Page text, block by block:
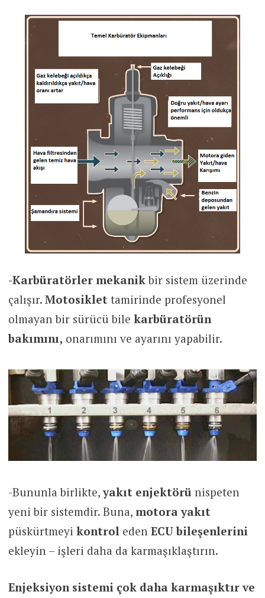
-Karbüratörler mekanikbir sistem üzerinde
çalışır. Motosiklettamirinde profesyonel
olmayan bir sürücü bile karbüratörün
bakımını, onarımını ve ayarını yapabilir.
-Bununla birlikte,yakıt enjektörü nispeten
yeni bir sistemdir. Buna, motora yakıt
püskürtmeyi kontroleden ECU bileşenlerini
ekleyin – işleri daha da karmaşıklaştırın.
Enjeksiyon sistemi çok daha karmaşıktır ve